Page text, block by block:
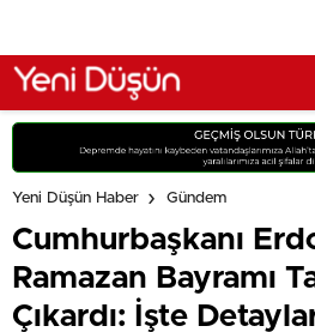
Yeni Düşün Haber Gündem
Cumhurbaşkanı
Ramazan Bayramı
Çıkardı: İşte